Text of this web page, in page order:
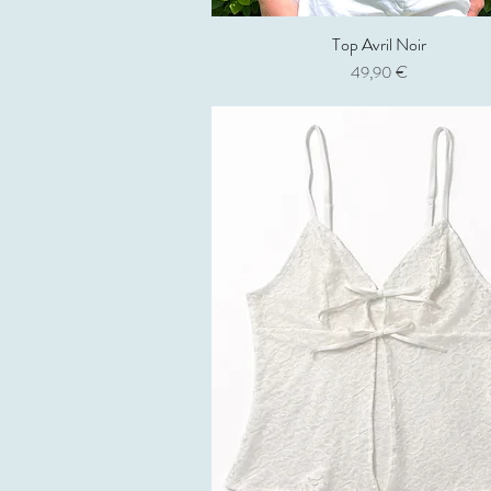
Aperçu rapide
Top Avril Noir
Prix
49,90 €